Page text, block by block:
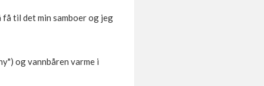
til det min samboer og jeg
og vannbåren varme i